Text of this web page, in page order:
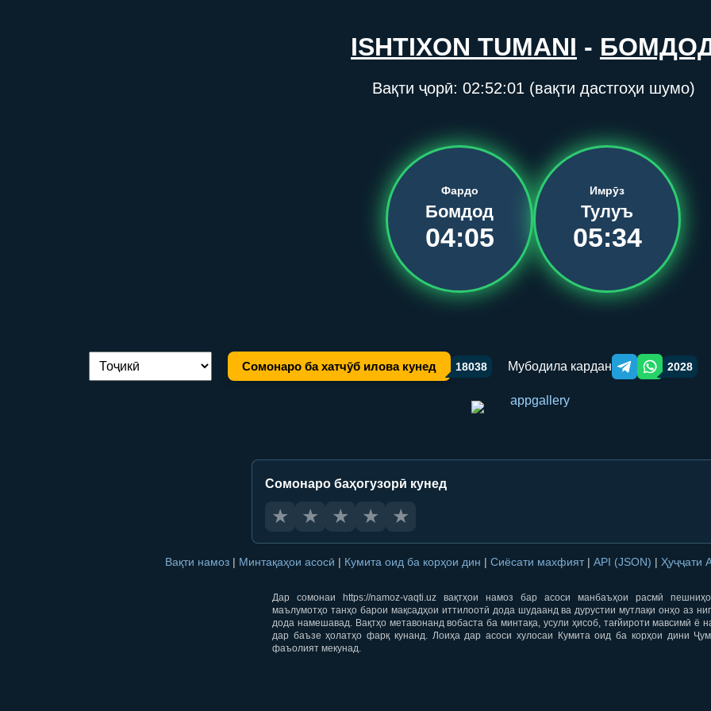
ISHTIXON TUMANI -
Вақти ҷорӣ: 02:52:01 (вақти дастгоҳи шумо)
Фардо
Бомдод
04:05
Имрӯз
Тулуъ
05:34
Иваз кардани забон: Сомонаро ба хатчӯб илова кунед 18038 Мубодила кардан Telegram orqali
WhatsApp
2028
Сомонаро баҳогузорӣ кунед
★ ★ ★ ★ ★
Вақти намоз | Минтақаҳои асосӣ | Кумита оид ба корҳои дин | Сиёсати махфият | API (JSON) | Ҳуҷҷати
Дар сомонаи https://namoz-vaqti.uz вақтҳои намоз бар асоси манбаъҳои расмӣ
маълумотҳо танҳо барои мақсадҳои иттилоотӣ дода шудаанд ва дурустии мутлақи онҳо аз
дода намешавад. Вақтҳо метавонанд вобаста ба минтақа, усули ҳисоб, тағйироти мавсимӣ ё
дар баъзе ҳолатҳо фарқ кунанд. Лоиҳа дар асоси хулосаи Кумита оид ба корҳои дини
фаъолият мекунад.